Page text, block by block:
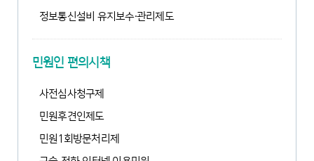
정보통신설비 유지보수·관리제도
민원인 편의시책
사전심사청구제
민원후견인제도
민원1회방문처리제